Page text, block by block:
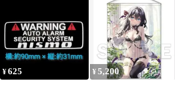
¥625 ¥ 5,200